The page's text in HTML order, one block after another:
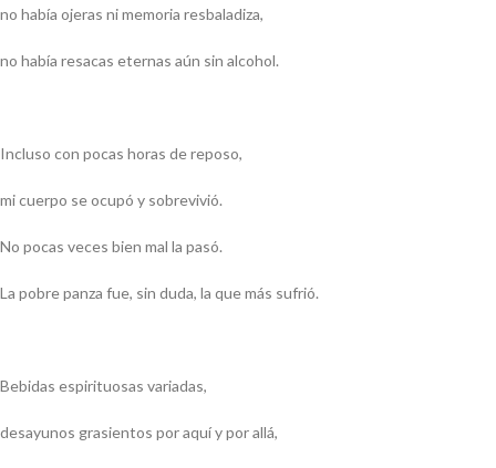
no había ojeras ni memoria resbaladiza,
no había resacas eternas aún sin alcohol.
Incluso con pocas horas de reposo,
mi cuerpo se ocupó y sobrevivió.
No pocas veces bien mal la pasó.
La pobre panza fue, sin duda, la que más sufrió.
Bebidas espirituosas variadas,
desayunos grasientos por aquí y por allá,